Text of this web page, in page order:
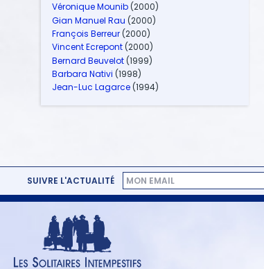
Véronique Mounib (2000)
Gian Manuel Rau (2000)
François Berreur (2000)
Vincent Ecrepont (2000)
Bernard Beuvelot (1999)
Barbara Nativi (1998)
Jean-Luc Lagarce (1994)
SUIVRE L'ACTUALITÉ